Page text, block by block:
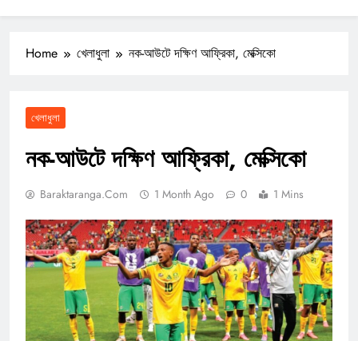
Home খেলাধুলা নক-আউটে দক্ষিণ আফ্রিকা, মেক্সিকো
খেলাধুলা
নক-আউটে দক্ষিণ আফ্রিকা, মেক্সিকো
Baraktaranga.com 1 Month Ago 0 1 Mins